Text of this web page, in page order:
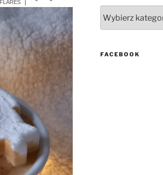
FLARES
FACEBOOK